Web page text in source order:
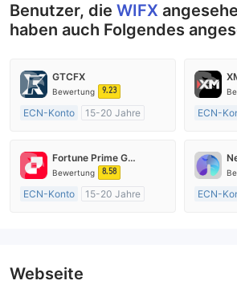
Benutzer, die WIFX
haben auch Folgendes
GTCFX
Bewertung 9.23
ECN-Konto
15-20 Jahre
Market Making (MM)
MT4-Volllizenz
ECN-
Market
MT4-
Fortune Prime Global
Bewertung 8.58
ECN-Konto
15-20 Jahre
ECN-
Webseite